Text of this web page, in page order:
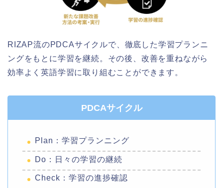
RIZAP流のPDCAサイクルで、徹底した学習プランニ
ングをもとに学習を継続。その後、改善を重ねながら
効率よく英語学習に取り組むことができます。
PDCAサイクル
Plan：学習プランニング
Do：日々の学習の継続
Check：学習の進捗確認